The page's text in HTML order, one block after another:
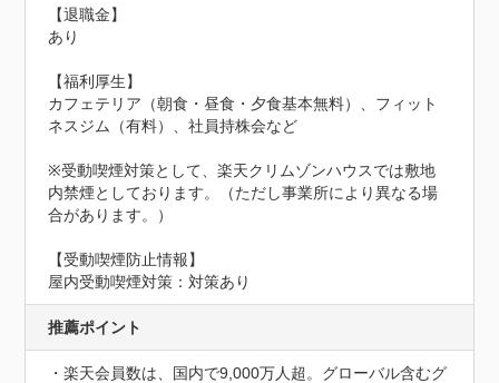
【退職金】
あり
【福利厚生】
カフェテリア（朝食・昼食・夕食基本無料）、フィット
ネスジム（有料）、社員持株会など
※受動喫煙対策として、楽天クリムゾンハウスでは敷地
内禁煙としております。（ただし事業所により異なる場
合があります。）
【受動喫煙防止情報】
屋内受動喫煙対策：対策あり
推薦ポイント
・楽天会員数は、国内で9,000万人超。グローバル含むグ